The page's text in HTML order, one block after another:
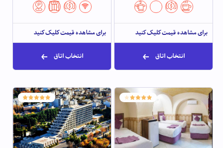
برای مشاهده قیمت کلیک کنید
انتخاب اتاق
برای مشاهده قیمت کلیک کنید
انتخاب اتاق